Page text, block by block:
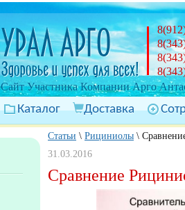
Cайт Участника Компании Арго
Каталог Доставка
Статьи \ Рициниолы \
31.03.2016
Сравнение